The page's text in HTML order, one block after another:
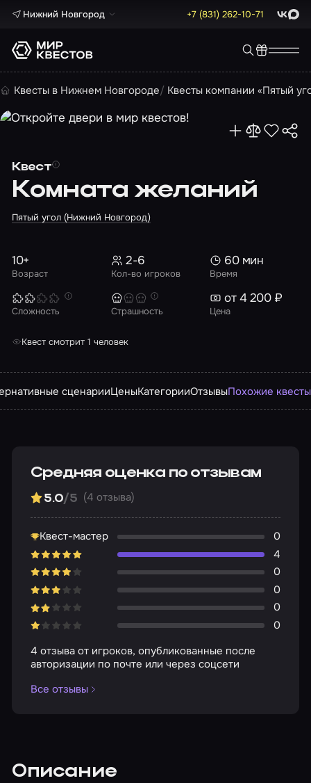
Нижний Новгород +7 (831) 262-10-71 Max
Квесты в Нижнем Новгороде Квесты компании «Пятый
Квест
Комната желаний
Пятый угол (Нижний Новгород)
Возраст
10+
Кол-во игроков
2-6
Время
60 мин
Сложность Страшность Цена
от 4 200 ₽
Квест смотрит 1 человек
сценарииЦеныКатегорииОтзывыПохожие квесты
Средняя оценка по отзывам
5.0/5 (4 отзыва)
Квест-мастер
0
4
0
0
0
0
4 отзыва от игроков, опубликованные после
авторизации по почте или через соцсети
Все отзывы
Описание